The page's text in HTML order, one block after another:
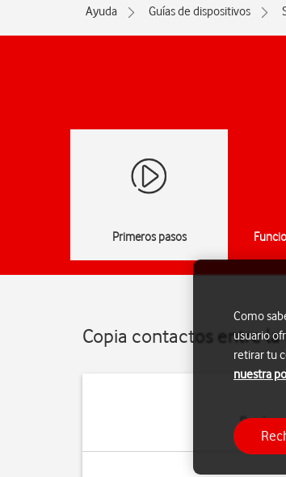
Ayuda Guías de dispositivos
Primeros pasos
Copia contactos entre
Puedes
Como
usuario
retirar tu
nuestra